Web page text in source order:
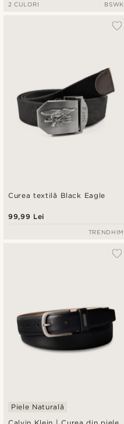
2 CULORI BSWK
Curea textilă Black Eagle
99,99 Lei
TRENDHIM
Piele Naturală